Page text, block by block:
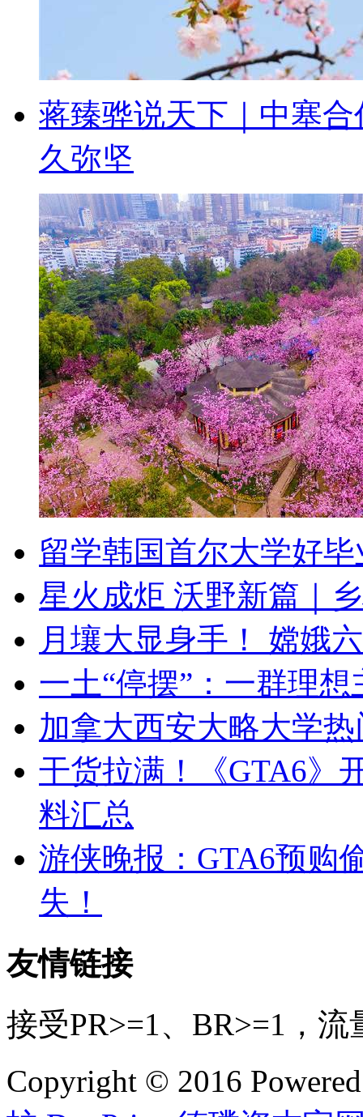
蒋臻骅说天下｜中塞
久弥坚
留学韩国首尔大学好
星火成炬 沃野新篇｜
月壤大显身手！ 嫦娥
一土“停摆”：一群理
加拿大西安大略大学
干货拉满！《GTA6》
料汇总
游侠晚报：GTA6预购
失！
友情链接
接受PR>=1、BR>=1，
Copyright © 2016